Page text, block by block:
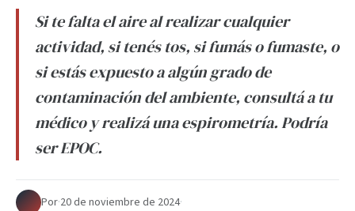
Si te falta el aire al realizar cualquier
actividad, si tenés tos, si fumás o fumaste, o
si estás expuesto a algún grado de
contaminación del ambiente, consultá a tu
médico y realizá una espirometría. Podría
ser EPOC.
Por·20 de noviembre de 2024·